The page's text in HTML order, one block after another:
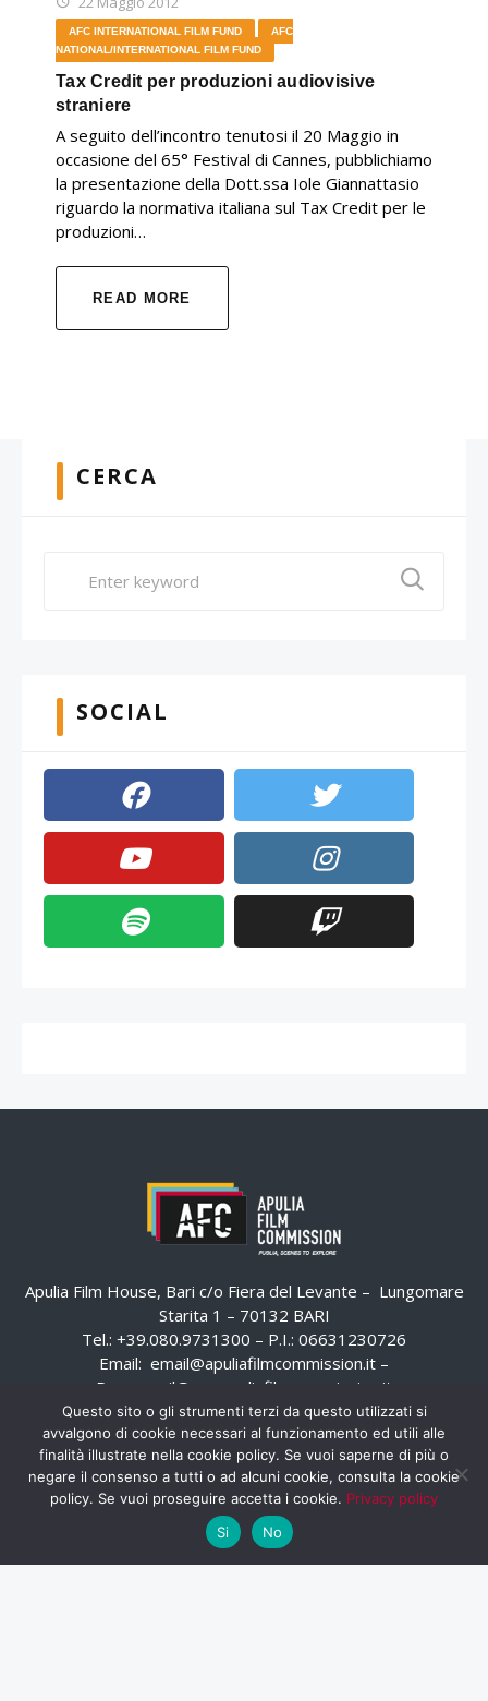
AFC INTERNATIONAL FILM FUND
AFC
NATIONAL/INTERNATIONAL FILM FUND
Tax Credit per produzioni audiovisive
straniere
A seguito dell’incontro tenutosi il 20 Maggio in
occasione del 65° Festival di Cannes, pubblichiamo
la presentazione della Dott.ssa Iole Giannattasio
riguardo la normativa italiana sul Tax Credit per le
produzioni…
READ MORE
CERCA
SOCIAL
Apulia Film House, Bari c/o Fiera del Levante – Lungomare
Starita 1 – 70132 BARI
Tel.: +39.080.9731300 – P.I.: 06631230726
Email: email@apuliafilmcommission.it –
Pec:
email@pec.apuliafilmcommission.it
Questo sito o gli strumenti terzi da questo utilizzati si
avvalgono di cookie necessari al funzionamento ed utili alle
finalità illustrate nella cookie policy. Se vuoi saperne di più o
negare il consenso a tutti o ad alcuni cookie, consulta la cookie
policy. Se vuoi proseguire accetta i cookie. Privacy policy
Si
No